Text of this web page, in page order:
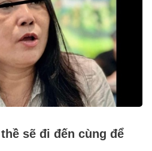
sẽ đi đến cùng để